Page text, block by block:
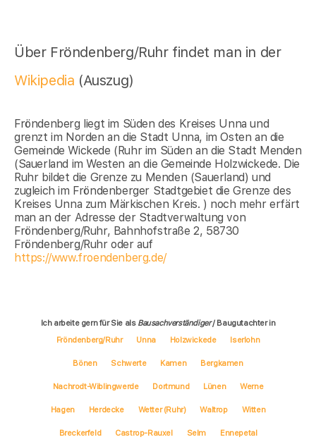
Über Fröndenberg/Ruhr findet man in der
Wikipedia (Auszug)
Fröndenberg liegt im Süden des Kreises Unna und
grenzt im Norden an die Stadt Unna, im Osten an die
Gemeinde Wickede (Ruhr im Süden an die Stadt Menden
(Sauerland im Westen an die Gemeinde Holzwickede. Die
Ruhr bildet die Grenze zu Menden (Sauerland) und
zugleich im Fröndenberger Stadtgebiet die Grenze des
Kreises Unna zum Märkischen Kreis. ) noch mehr erfärt
man an der Adresse der Stadtverwaltung von
Fröndenberg/Ruhr, Bahnhofstraße 2, 58730
Fröndenberg/Ruhr oder auf
https://www.froendenberg.de/
Ich arbeite gern für Sie als Bausachverständiger/ Baugutachter in
Fröndenberg/Ruhr
Unna Holzwickede Iserlohn
Bönen Schwerte Kamen Bergkamen
Nachrodt-Wiblingwerde Dortmund Lünen Werne
Hagen Herdecke Wetter (Ruhr) Waltrop Witten
Breckerfeld Castrop-Rauxel Selm Ennepetal